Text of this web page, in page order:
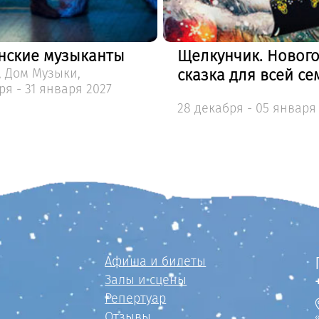
Новогодняя
всей семьи
Алиса: Время чудес
Ёлка, КЗ Москва, Шоу,
26 декабря - 08 января
Афиша и билеты
Залы и сцены
Репертуар